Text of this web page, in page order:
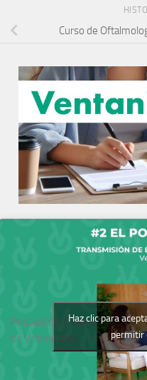
Curso de
Podcast del Colegio
de Veterinarios
Haz clic para
permitir